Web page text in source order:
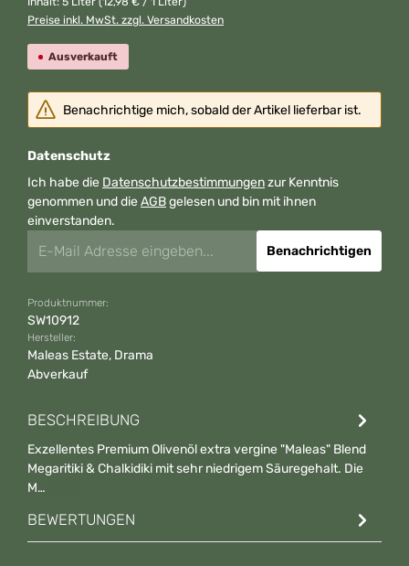
Preise inkl. MwSt. zzgl. Versandkosten
Ausverkauft
Benachrichtige mich, sobald der Artikel lieferbar ist.
Datenschutz
Ich habe die Datenschutzbestimmungenzur Kenntnis
genommen und dieAGBgelesen und bin mit ihnen
einverstanden.
Benachrichtigen
Produktnummer:
SW10912
Hersteller:
Maleas Estate, Drama
Abverkauf
BESCHREIBUNG
Exzellentes Premium Olivenöl extra vergine "Maleas" Blend
Megaritiki & Chalkidiki mit sehr niedrigem Säuregehalt. Die
M…
BEWERTUNGEN